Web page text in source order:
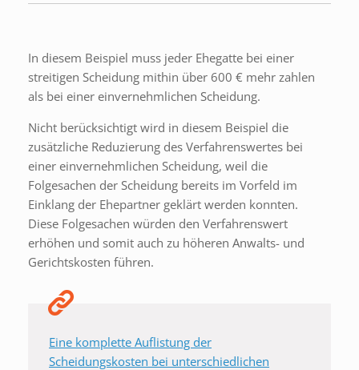
In diesem Beispiel muss jeder Ehegatte bei einer
streitigen Scheidung mithin über 600 € mehr zahlen
als bei einer einvernehmlichen Scheidung.
Nicht berücksichtigt wird in diesem Beispiel die
zusätzliche Reduzierung des Verfahrenswertes bei
einer einvernehmlichen Scheidung, weil die
Folgesachen der Scheidung bereits im Vorfeld im
Einklang der Ehepartner geklärt werden konnten.
Diese Folgesachen würden den Verfahrenswert
erhöhen und somit auch zu höheren Anwalts- und
Gerichtskosten führen.
Eine komplette Auflistung der
Scheidungskosten bei unterschiedlichen